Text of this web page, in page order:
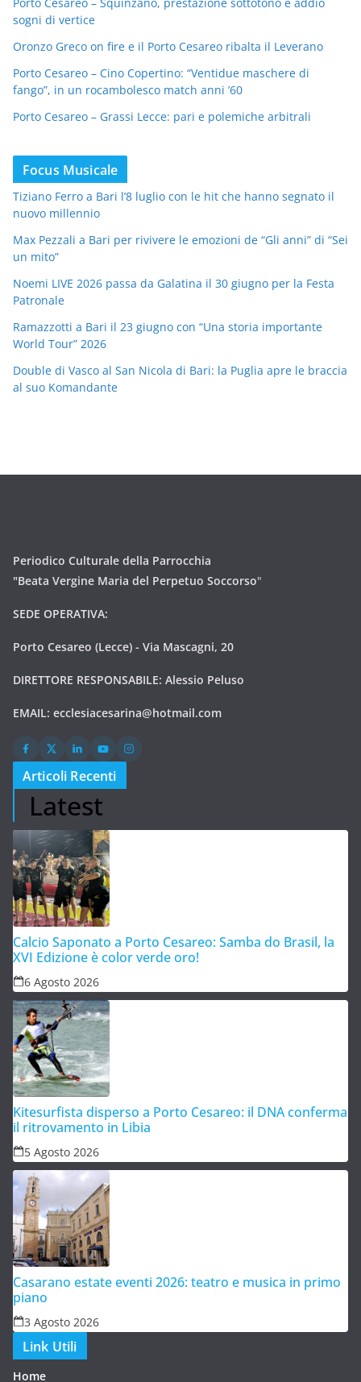
sogni di vertice
Oronzo Greco on fire e il Porto Cesareo ribalta il Leverano
Porto Cesareo – Cino Copertino: “Ventidue maschere di
fango”, in un rocambolesco match anni ’60
Porto Cesareo – Grassi Lecce: pari e polemiche arbitrali
Focus Musicale
Tiziano Ferro a Bari l’8 luglio con le hit che hanno segnato il
nuovo millennio
Max Pezzali a Bari per rivivere le emozioni de “Gli anni” di “Sei
un mito”
Noemi LIVE 2026 passa da Galatina il 30 giugno per la Festa
Patronale
Ramazzotti a Bari il 23 giugno con “Una storia importante
World Tour” 2026
Double di Vasco al San Nicola di Bari: la Puglia apre le braccia
al suo Komandante
Periodico Culturale della Parrocchia
"Beata Vergine Maria del Perpetuo Soccorso"
SEDE OPERATIVA:
Porto Cesareo (Lecce) - Via Mascagni, 20
DIRETTORE RESPONSABILE: Alessio Peluso
EMAIL: ecclesiacesarina@hotmail.com
Articoli Recenti
Latest
Calcio Saponato a Porto Cesareo: Samba do Brasil, la
XVI Edizione è color verde oro!
6 Agosto 2026
Kitesurfista disperso a Porto Cesareo: il DNA conferma
il ritrovamento in Libia
5 Agosto 2026
Casarano estate eventi 2026: teatro e musica in primo
piano
3 Agosto 2026
Link Utili
Home